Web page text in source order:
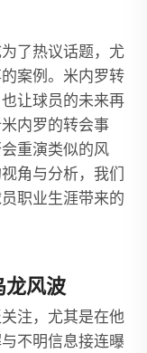
了热议话题，尤
案例。米内罗转
让球员的未来再
内罗的转会事
重演类似的风
角与分析，我们
职业生涯带来的
龙风波
注，尤其是在他
不明信息接连曝